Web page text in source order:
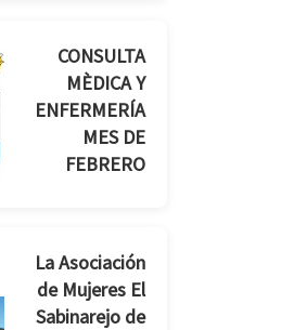
CONSULTA
MÈDICA Y
ENFERMERÍA
MES DE
FEBRERO
La Asociación
de Mujeres El
Sabinarejo de